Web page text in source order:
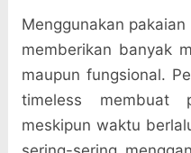
Menggunakan
memberikan banyak
maupun fungsional.
timeless membuat
meskipun waktu